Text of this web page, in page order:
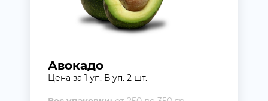
Авокадо
Цена за 1 уп. В уп. 2 шт.